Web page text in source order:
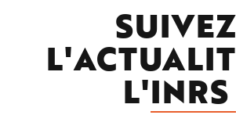
SUIVEZ
L'INRS